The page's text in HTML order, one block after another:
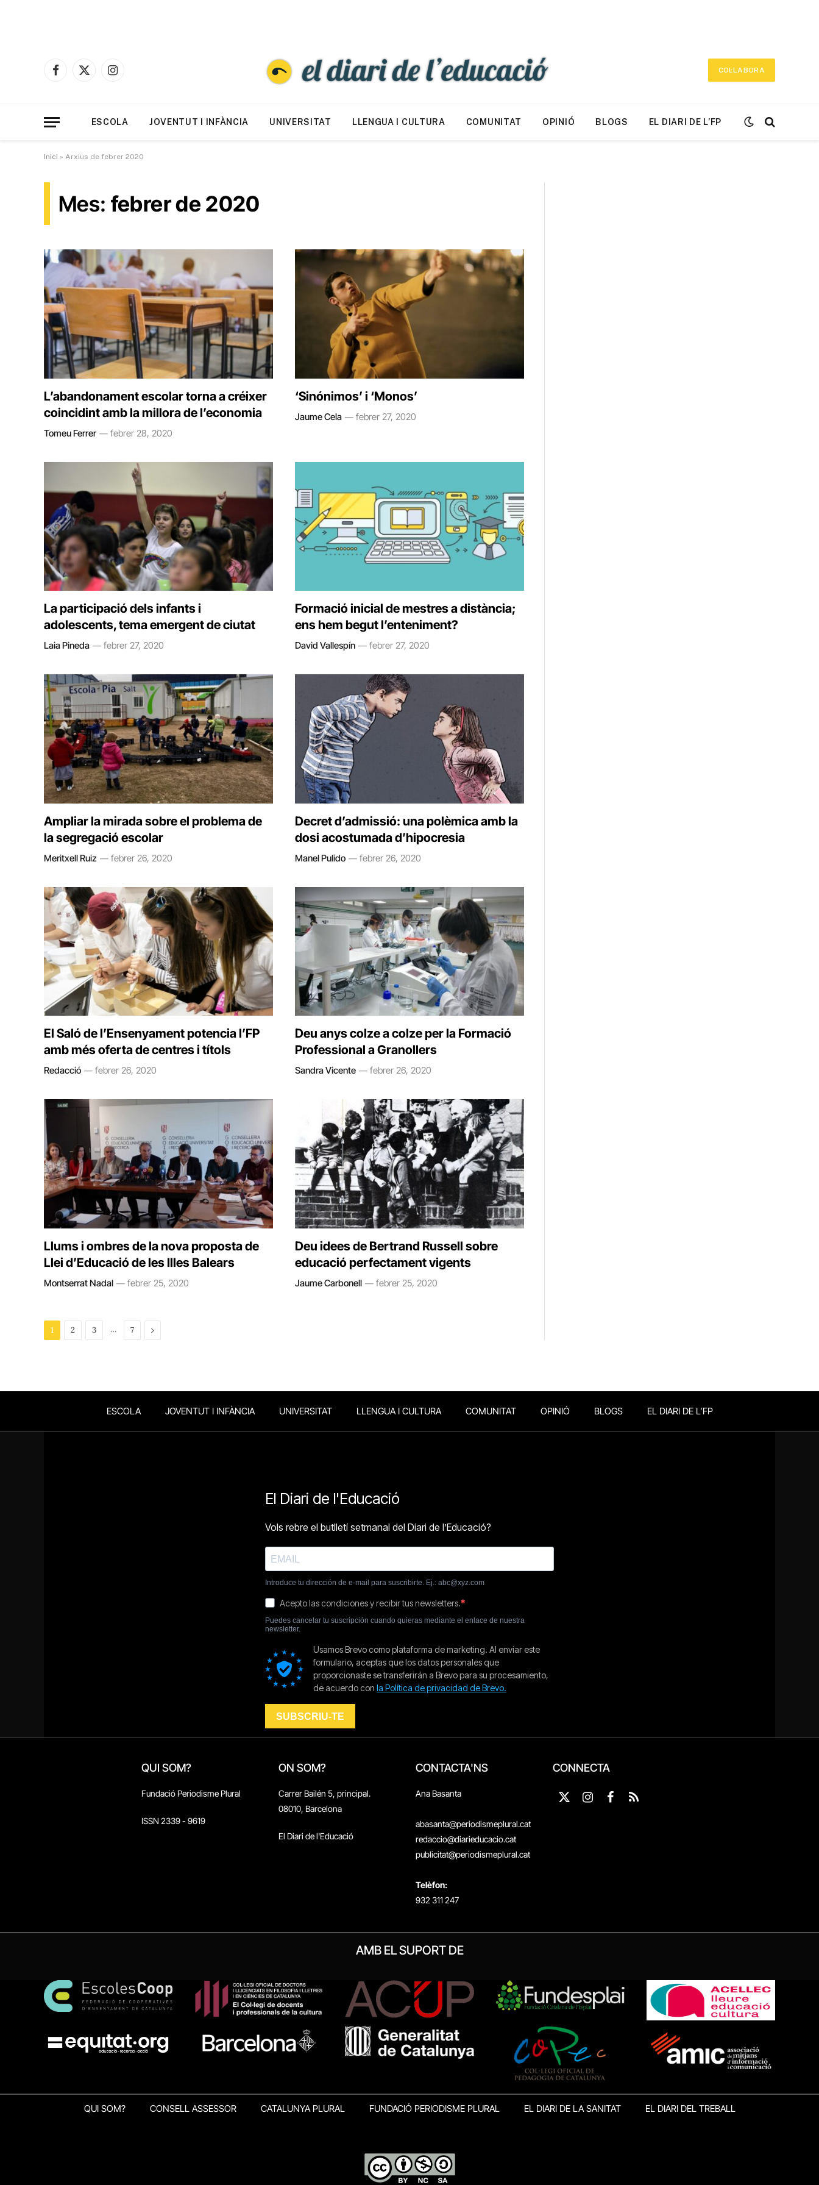
Facebook
X
Instagram
COL·LABORA
ESCOLA JOVENTUT I INFÀNCIA UNIVERSITAT LLENGUA I CULTURA COMUNITAT OPINIÓ BLOGS EL DIARI DE L’FP
Inici » Arxius de febrer 2020
Mes: febrer de 2020
L’abandonament escolar torna a créixer
coincidint amb la millora de l’economia
Tomeu Ferrer febrer 28, 2020
‘Sinónimos’ i ‘Monos’
Jaume Cela febrer 27, 2020
La participació dels infants i
adolescents, tema emergent de ciutat
Laia Pineda febrer 27, 2020
Formació inicial de mestres a distància;
ens hem begut l’enteniment?
David Vallespín febrer 27, 2020
Ampliar la mirada sobre el problema de
la segregació escolar
Meritxell Ruiz febrer 26, 2020
Decret d’admissió: una polèmica amb la
dosi acostumada d’hipocresia
Manel Pulido febrer 26, 2020
El Saló de l’Ensenyament potencia l’FP
amb més oferta de centres i títols
Redacció febrer 26, 2020
Deu anys colze a colze per la Formació
Professional a Granollers
Sandra Vicente febrer 26, 2020
Llums i ombres de la nova proposta de
Llei d’Educació de les Illes Balears
Montserrat Nadal febrer 25, 2020
Deu idees de Bertrand Russell sobre
educació perfectament vigents
Jaume Carbonell febrer 25, 2020
1 2 3 … 7 Next
ESCOLA JOVENTUT I INFÀNCIA UNIVERSITAT LLENGUA I CULTURA COMUNITAT OPINIÓ BLOGS EL DIARI DE L’FP
QUI SOM?
Fundació Periodisme Plural
ISSN 2339 - 9619
ON SOM?
Carrer Bailén 5, principal.
08010, Barcelona
El Diari de l'Educació
CONTACTA'NS
Ana Basanta
abasanta@periodismeplural.cat
redaccio@diarieducacio.cat
publicitat@periodismeplural.cat
Telèfon:
932 311 247
CONNECTA
X
Instagram
Facebook
RSS
AMB EL SUPORT DE
QUI SOM? CONSELL ASSESSOR CATALUNYA PLURAL FUNDACIÓ PERIODISME PLURAL EL DIARI DE LA SANITAT EL DIARI DEL TREBALL